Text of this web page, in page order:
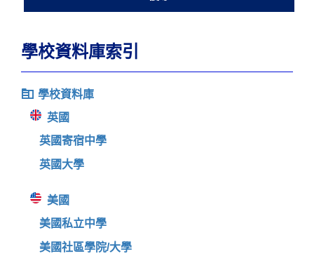
學校資料庫索引
學校資料庫
英國
英國寄宿中學
英國大學
美國
美國私立中學
美國社區學院/大學